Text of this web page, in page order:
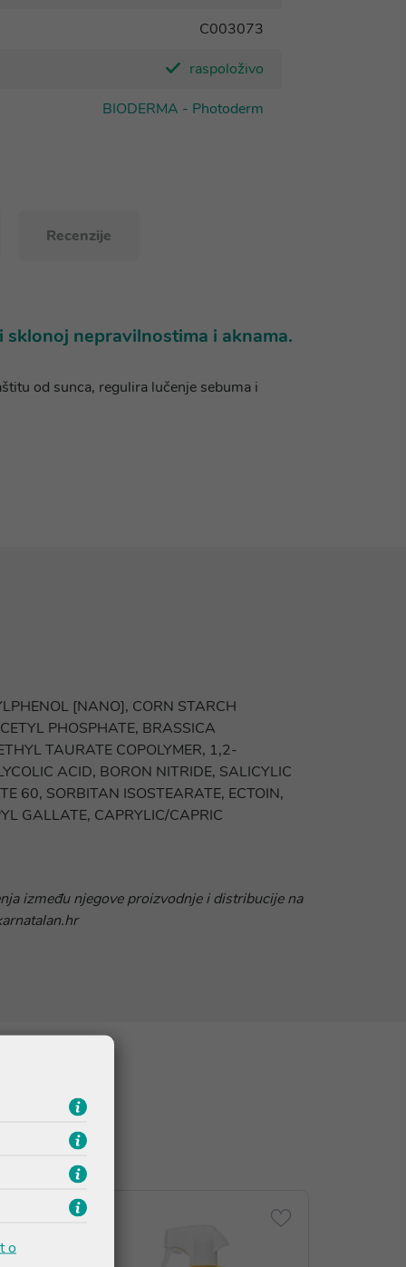
C003073
raspoloživo
BIODERMA - Photoderm
Recenzije
nepravilnostima i aknama.
od sunca, regulira lučenje sebuma i
[NANO], CORN STARCH
PHOSPHATE, BRASSICA
TAURATE COPOLYMER, 1,2-
ACID, BORON NITRIDE, SALICYLIC
60, SORBITAN ISOSTEARATE, ECTOIN,
GALLATE, CAPRYLIC/CAPRIC
između njegove proizvodnje i distribucije na
o